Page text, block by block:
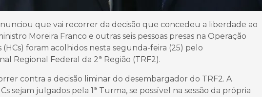
que vai recorrer da decisão que concedeu a liberdade ao
Moreira Franco e outras seis pessoas presas na Operação
foram acolhidos nesta segunda-feira (25) pelo
Regional Federal da 2ª Região (TRF2).
contra a decisão liminar do desembargador do TRF2. A
sejam julgados pela 1ª Turma, se possível na sessão da própria